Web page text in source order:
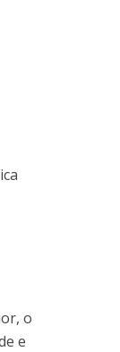
o
e